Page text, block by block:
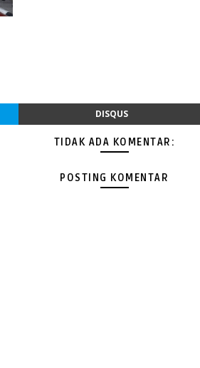
DISQUS
TIDAK ADA KOMENTAR:
POSTING KOMENTAR